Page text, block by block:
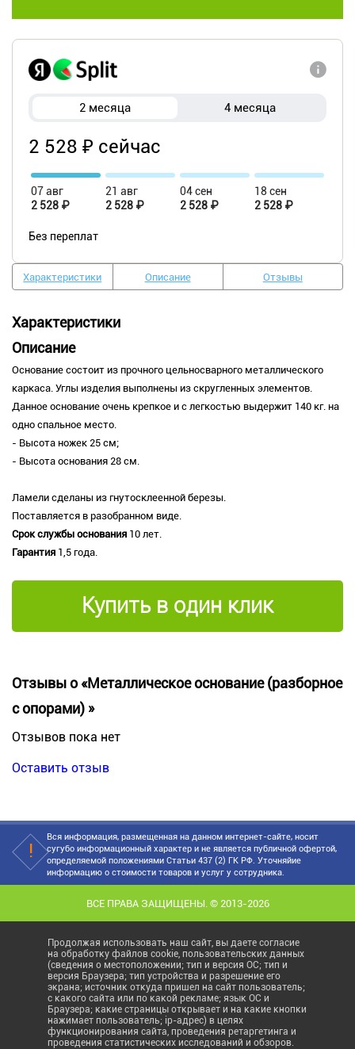
2 месяца 4 месяца
2 528 ₽ сейчас
07 авг
2 528 ₽
21 авг
2 528 ₽
04 сен
2 528 ₽
18 сен
2 528 ₽
Без переплат
Характеристики Описание Отзывы
Характеристики
Описание
Основание состоит из прочного цельносварного металлического
каркаса. Углы изделия выполнены из скругленных элементов.
Данное основание очень крепкое и с легкостью выдержит 140 кг. на
одно спальное место.
- Высота ножек 25 см;
- Высота основания 28 см.
Ламели сделаны из гнутосклеенной березы.
Поставляется в разобранном виде.
Срок службы основания 10 лет.
Гарантия 1,5 года.
Купить в один клик
Отзывы о «Металлическое основание (разборное
с опорами) »
Отзывов пока нет
Оставить отзыв
Вся информация, размещенная на данном интернет-сайте, носит
сугубо информационный характер и не является публичной офертой,
определяемой положениями Статьи 437 (2) ГК РФ. Уточняйие
информацию о стоимости товаров и услуг у сотрудника.
ВСЕ ПРАВА ЗАЩИЩЕНЫ. © 2013-2026
Продолжая использовать наш сайт, вы даете согласие
на обработку файлов cookie, пользовательских данных
(сведения о местоположении; тип и версия ОС; тип и
версия Браузера; тип устройства и разрешение его
экрана; источник откуда пришел на сайт пользователь;
с какого сайта или по какой рекламе; язык ОС и
Браузера; какие страницы открывает и на какие кнопки
нажимает пользователь; ip-адрес) в целях
функционирования сайта, проведения ретаргетинга и
проведения статистических исследований и обзоров.